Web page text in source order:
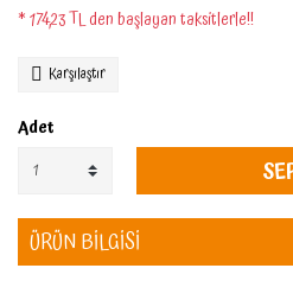
* 174,23 TL den başlayan taksitlerle!!
Karşılaştır
Adet
ÜRÜN BİLGİSİ